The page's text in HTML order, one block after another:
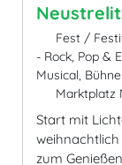
Fest /
- Rock, Pop &
Musical,
Marktplatz
Start mit
zum